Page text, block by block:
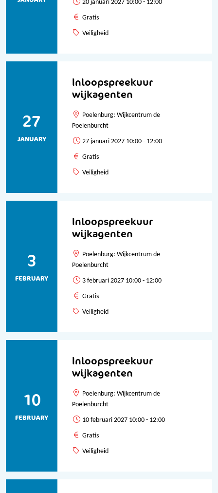
20 januari 2027 10:00 - 12:00
Gratis
Veiligheid
Inloopspreekuur
wijkagenten
27
JANUARY
Poelenburg: Wijkcentrum de
Poelenburcht
27 januari 2027 10:00 - 12:00
Gratis
Veiligheid
Inloopspreekuur
wijkagenten
3
FEBRUARY
Poelenburg: Wijkcentrum de
Poelenburcht
3 februari 2027 10:00 - 12:00
Gratis
Veiligheid
Inloopspreekuur
wijkagenten
10
FEBRUARY
Poelenburg: Wijkcentrum de
Poelenburcht
10 februari 2027 10:00 - 12:00
Gratis
Veiligheid